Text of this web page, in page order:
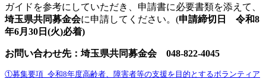
ガイドを参考にしていただき、申請書に必要書類を添えて、
埼玉県共同募金会に申請してください。(申請締切日 令和8
年6月30日(火)必着)
お問い合わせ先：埼玉県共同募金会 048-822-4045
①募集要項_令和8年度高齢者、障害者等の支援を目的とするボランティア